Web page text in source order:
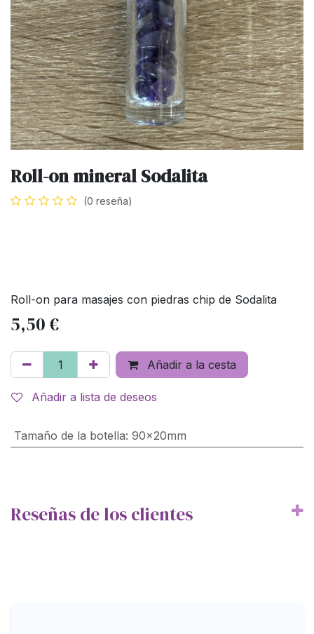
Roll-on mineral Sodalita
(0 reseña)
Roll-on para masajes con piedras chip de Sodalita
5,50€
Añadir a la cesta
Añadir a lista de deseos
Tamaño de la botella: 90x20mm
Reseñas de los clientes